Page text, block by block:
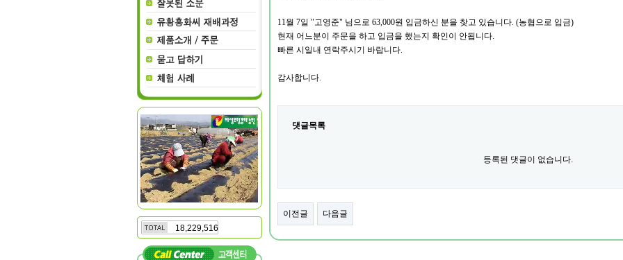
18,229,516
11월 7일 "고영준" 님으로 63,000원 입금하신 분을 찾고 있습니다. (농협으로 입금)
현재 어느분이 주문을 하고 입금을 했는지 확인이 안됩니다.
빠른 시일내 연락주시기 바랍니다.
감사합니다.
댓글목록
등록된 댓글이 없습니다.
이전글 다음글